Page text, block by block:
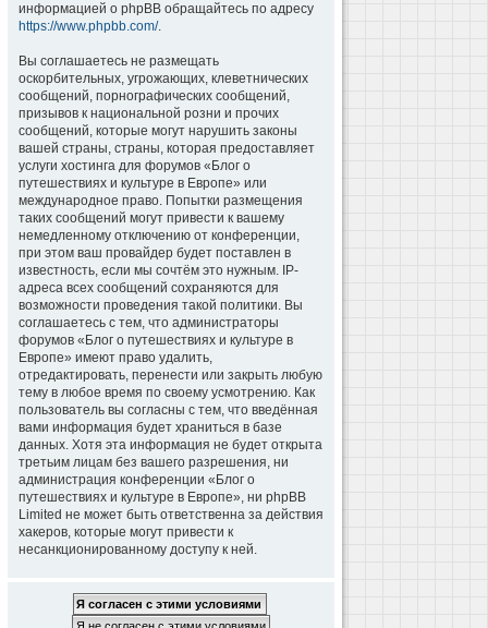
информацией о phpBB обращайтесь по адресу
https://www.phpbb.com/.
Вы соглашаетесь не размещать
оскорбительных, угрожающих, клеветнических
сообщений, порнографических сообщений,
призывов к национальной розни и прочих
сообщений, которые могут нарушить законы
вашей страны, страны, которая предоставляет
услуги хостинга для форумов «Блог о
путешествиях и культуре в Европе» или
международное право. Попытки размещения
таких сообщений могут привести к вашему
немедленному отключению от конференции,
при этом ваш провайдер будет поставлен в
известность, если мы сочтём это нужным. IP-
адреса всех сообщений сохраняются для
возможности проведения такой политики. Вы
соглашаетесь с тем, что администраторы
форумов «Блог о путешествиях и культуре в
Европе» имеют право удалить,
отредактировать, перенести или закрыть любую
тему в любое время по своему усмотрению. Как
пользователь вы согласны с тем, что введённая
вами информация будет храниться в базе
данных. Хотя эта информация не будет открыта
третьим лицам без вашего разрешения, ни
администрация конференции «Блог о
путешествиях и культуре в Европе», ни phpBB
Limited не может быть ответственна за действия
хакеров, которые могут привести к
несанкционированному доступу к ней.